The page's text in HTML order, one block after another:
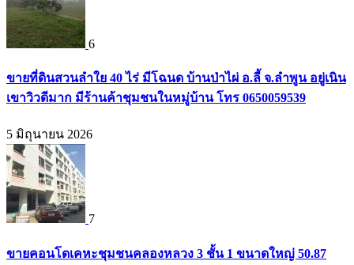
6
ขายที่ดินสวนลำใย 40 ไร่ มีโฉนด บ้านป่าไผ่ อ.ลี้ จ.ลำพูน อยู่เนิน
เขาวิวดีมาก มีร้านค้าชุมชนในหมู่บ้าน โทร 0650059539
5 มิถุนายน 2026
7
ขายคอนโดเคหะชุมชนคลองหลวง 3 ชั้น 1 ขนาดใหญ่ 50.87